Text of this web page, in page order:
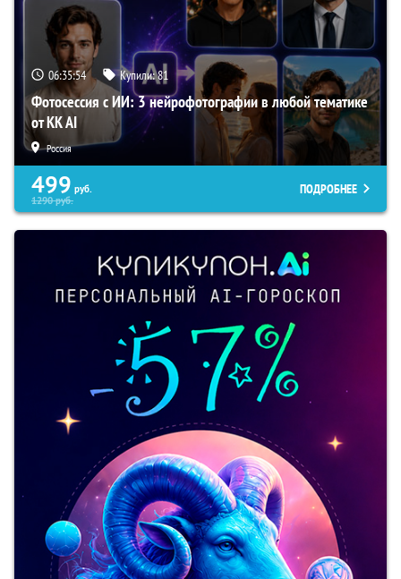
06:35:53 Купили:81
Фотосессия с ИИ: 3 нейрофотографии в любой тематике
от KK AI
Россия
499 руб.
1290руб.
ПОДРОБНЕЕ